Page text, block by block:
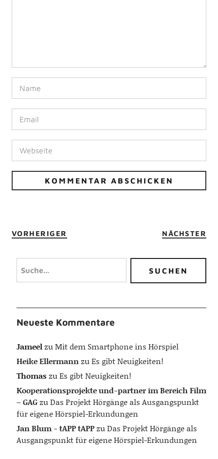
VORHERIGER NÄCHSTER
Neueste Kommentare
Jameelzu Mit dem Smartphone ins Hörspiel
Heike Ellermann zu Es gibt Neuigkeiten!
Thomaszu Es gibt Neuigkeiten!
Kooperationsprojekte und-partner im Bereich Film
– GAGzu Das Projekt Hörgänge als Ausgangspunkt
für eigene Hörspiel-Erkundungen
Jan Blum - tAPP tAPPzu Das Projekt Hörgänge als
Ausgangspunkt für eigene Hörspiel-Erkundungen